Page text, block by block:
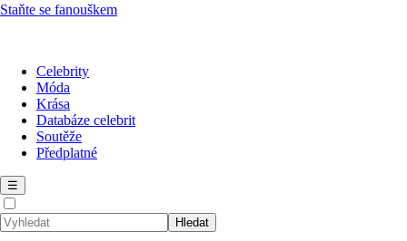
Staňte se fanouškem
Celebrity
Móda
Krása
Databáze celebrit
Soutěže
Předplatné
☰